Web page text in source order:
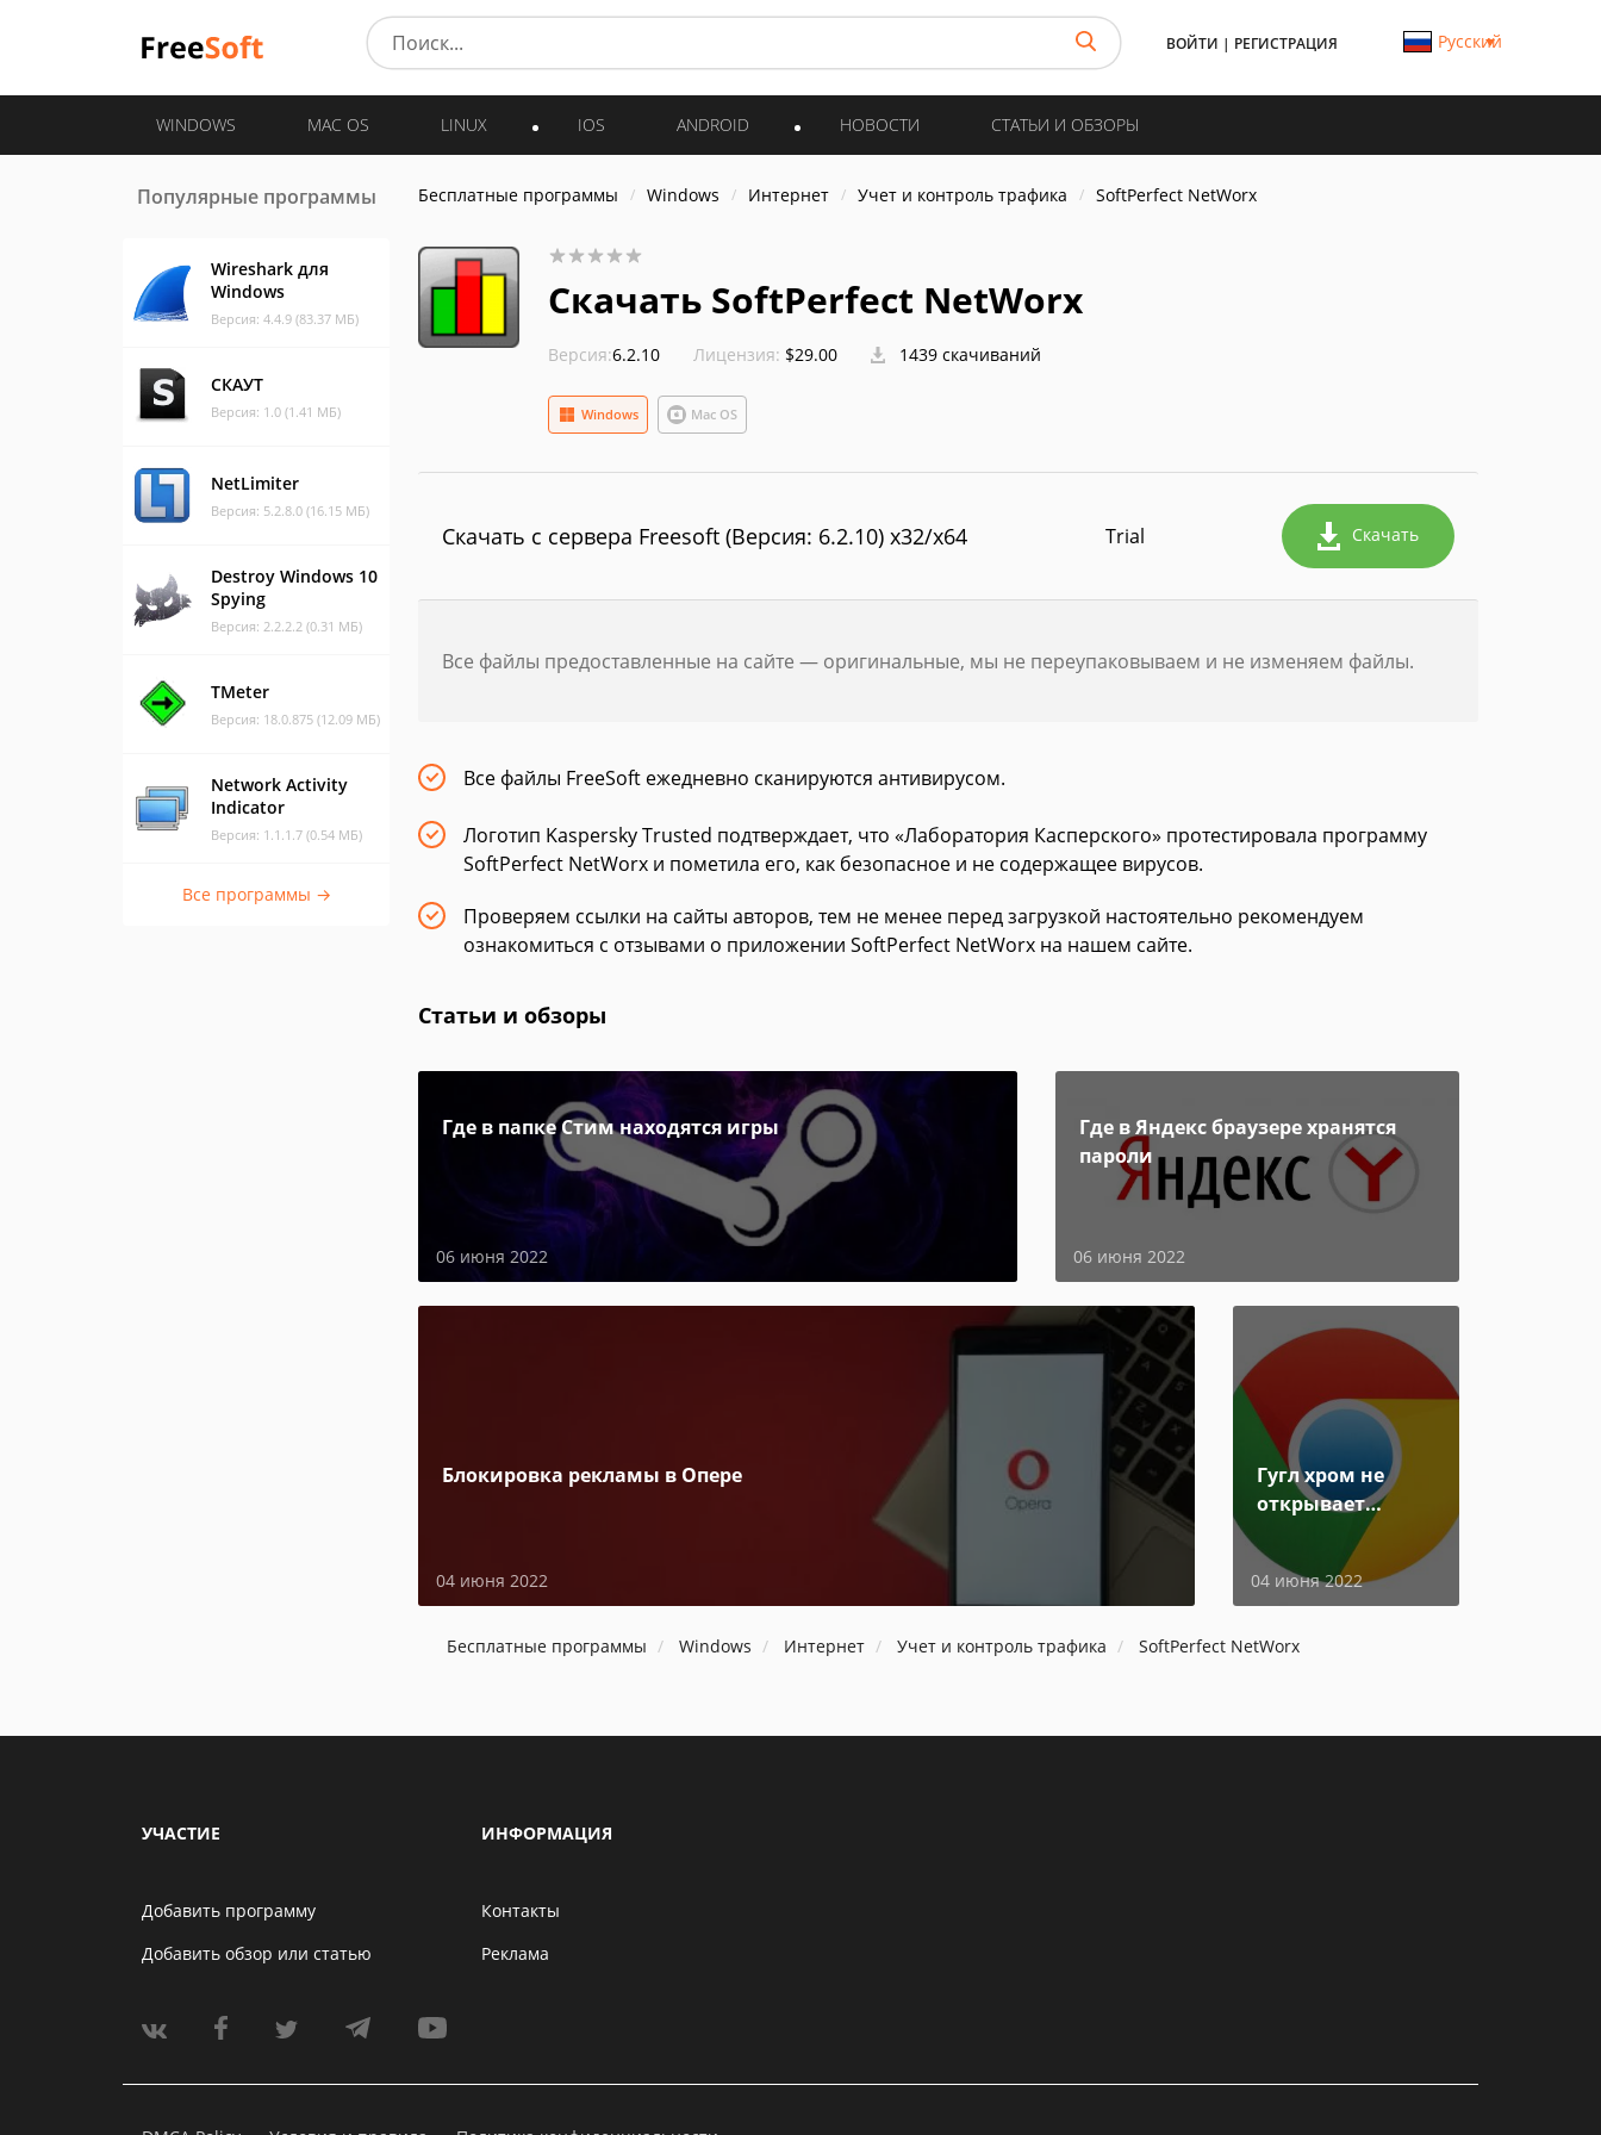
ВОЙТИ | РЕГИСТРАЦИЯ Русский
WINDOWS MAC OS LINUX IOS ANDROID НОВОСТИ СТАТЬИ И ОБЗОРЫ
Популярные программы
Wireshark для
Windows
Версия: 4.4.9 (83.37 МБ)
СКАУТ
Версия: 1.0 (1.41 МБ)
NetLimiter
Версия: 5.2.8.0 (16.15 МБ)
Destroy Windows 10
Spying
Версия: 2.2.2.2 (0.31 МБ)
TMeter
Версия: 18.0.875 (12.09 МБ)
Network Activity
Indicator
Версия: 1.1.1.7 (0.54 МБ)
Все программы →
Бесплатные программы Windows Интернет Учет и контроль трафика SoftPerfect NetWorx
Скачать SoftPerfect NetWorx
Версия:6.2.10 Лицензия: $29.00 1439 скачиваний
Windows Mac OS
Скачать с сервера Freesoft (Версия: 6.2.10) x32/x64 Trial Скачать
Все файлы предоставленные на сайте — оригинальные, мы не переупаковываем и не изменяем файлы.
Все файлы FreeSoft ежедневно сканируются антивирусом.
Логотип Kaspersky Trusted подтверждает, что «Лаборатория Касперского» протестировала программу
SoftPerfect NetWorx и пометила его, как безопасное и не содержащее вирусов.
Проверяем ссылки на сайты авторов, тем не менее перед загрузкой настоятельно рекомендуем
ознакомиться с отзывами о приложении SoftPerfect NetWorx на нашем сайте.
Статьи и обзоры
Где в папке Стим находятся игры
06 июня 2022
Где в Яндекс браузере хранятся
пароли
06 июня 2022
Блокировка рекламы в Опере
04 июня 2022
Гугл хром не
открывает
04 июня 2022
Бесплатные программы Windows Интернет Учет и контроль трафика SoftPerfect NetWorx
УЧАСТИЕ
Добавить программу
Добавить обзор или статью
ИНФОРМАЦИЯ
Контакты
Реклама